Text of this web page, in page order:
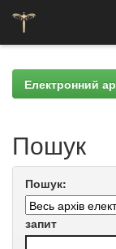
navigationЕлектронний
Пошук
Пошук:
запит